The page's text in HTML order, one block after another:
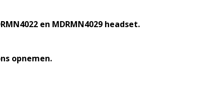
en MDRMN4029 headset.
opnemen.